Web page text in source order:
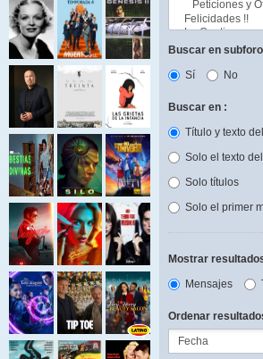
Buscar en
Sí
No
Buscar en :
Título y texto
Solo el texto
Solo títulos
Solo el primer
Mostrar
Mensajes
Ordenar